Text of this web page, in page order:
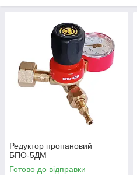
Редуктор пропановий
БПО-5ДМ
Готово до відправки